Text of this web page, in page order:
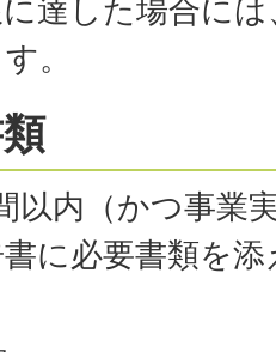
達した場合に
。
以内（かつ事業
に必要書類を